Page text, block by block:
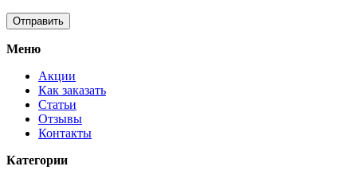
Меню
Акции
Как заказать
Статьи
Отзывы
Контакты
Категории